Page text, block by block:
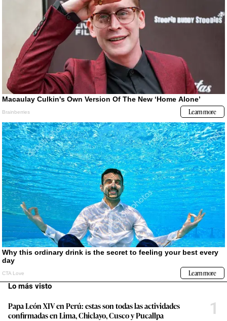
Lo más visto
Papa León XIV en Perú: estas son todas las actividades
confirmadas en Lima, Chiclayo, Cusco y Pucallpa
1